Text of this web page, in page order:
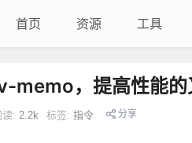
首页 资源 工具
memo，提高性能的
读: 2.2k 标签: 指令 分享